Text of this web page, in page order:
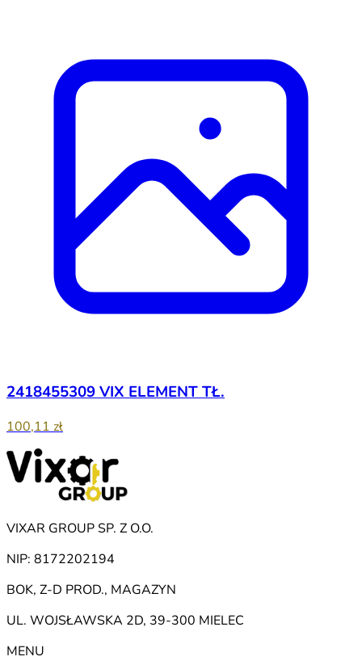
2418455309 VIX ELEMENT TŁ.
100,11 zł
VIXAR GROUP SP. Z O.O.
NIP: 8172202194
BOK, Z-D PROD., MAGAZYN
UL. WOJSŁAWSKA 2D, 39-300 MIELEC
MENU